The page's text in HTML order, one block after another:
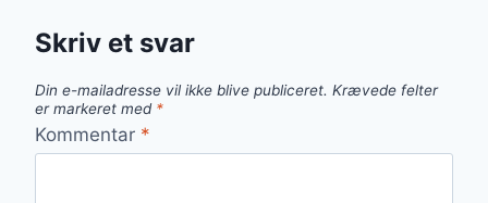
Skriv et svar
Din e-mailadresse vil ikke blive publiceret. Krævede felter
er markeret med *
Kommentar *